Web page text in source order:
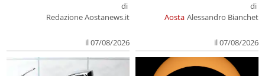
di
Redazione Aostanews.it
il 07/08/2026
Aosta
di
Alessandro Bianchet
il 07/08/2026